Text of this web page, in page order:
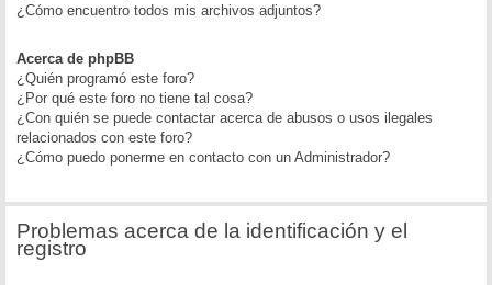
¿Cómo encuentro todos mis archivos adjuntos?
Acerca de phpBB
¿Quién programó este foro?
¿Por qué este foro no tiene tal cosa?
¿Con quién se puede contactar acerca de abusos o usos ilegales
relacionados con este foro?
¿Cómo puedo ponerme en contacto con un Administrador?
Problemas acerca de la identificación y el
registro